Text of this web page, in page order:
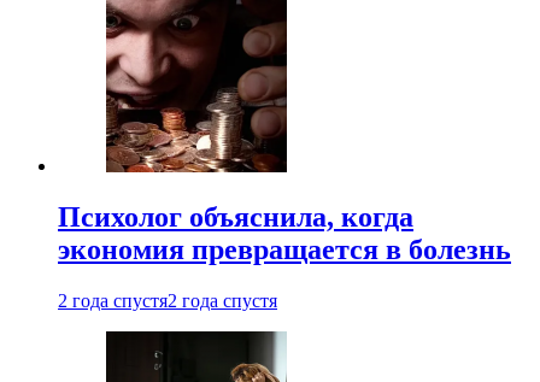
Психолог объяснила, когда
экономия превращается в болезнь
2 года спустя2 года спустя